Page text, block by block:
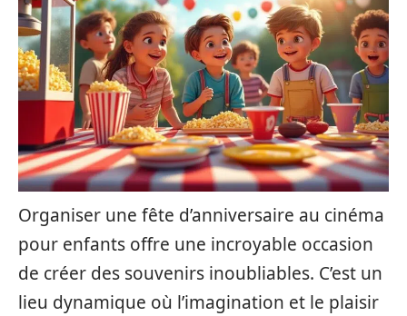
Organiser une fête d’anniversaire au cinéma
pour enfants offre une incroyable occasion
de créer des souvenirs inoubliables. C’est un
lieu dynamique où l’imagination et le plaisir